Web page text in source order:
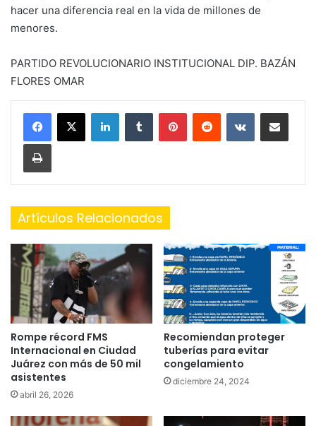
hacer una diferencia real en la vida de millones de
menores.
PARTIDO REVOLUCIONARIO INSTITUCIONAL DIP. BAZÁN
FLORES OMAR
LinkedInTumblr PinterestReddit VKontakteShare via Email
Print
Artículos Relacionados
Rompe récord FMS
Internacional en Ciudad
Juárez con más de 50 mil
asistentes
abril 26, 2026
Recomiendan proteger
tuberías para evitar
congelamiento
diciembre 24, 2024